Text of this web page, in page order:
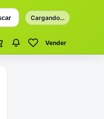
Cargando...
Vender